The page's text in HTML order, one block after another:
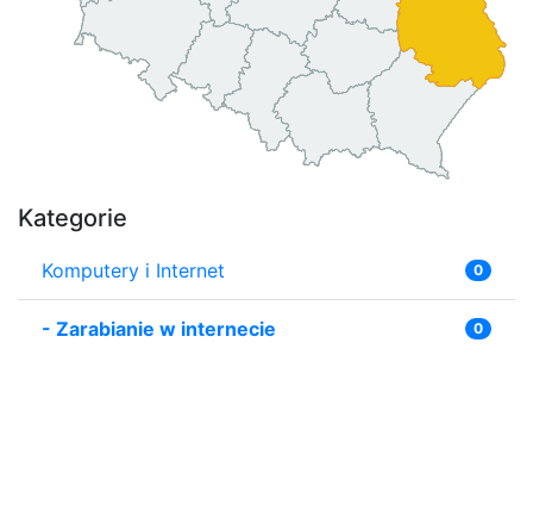
Kategorie
Komputery i Internet 0
- Zarabianie w internecie 0